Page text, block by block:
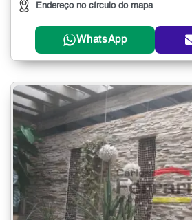
Endereço no círculo do mapa
WhatsApp